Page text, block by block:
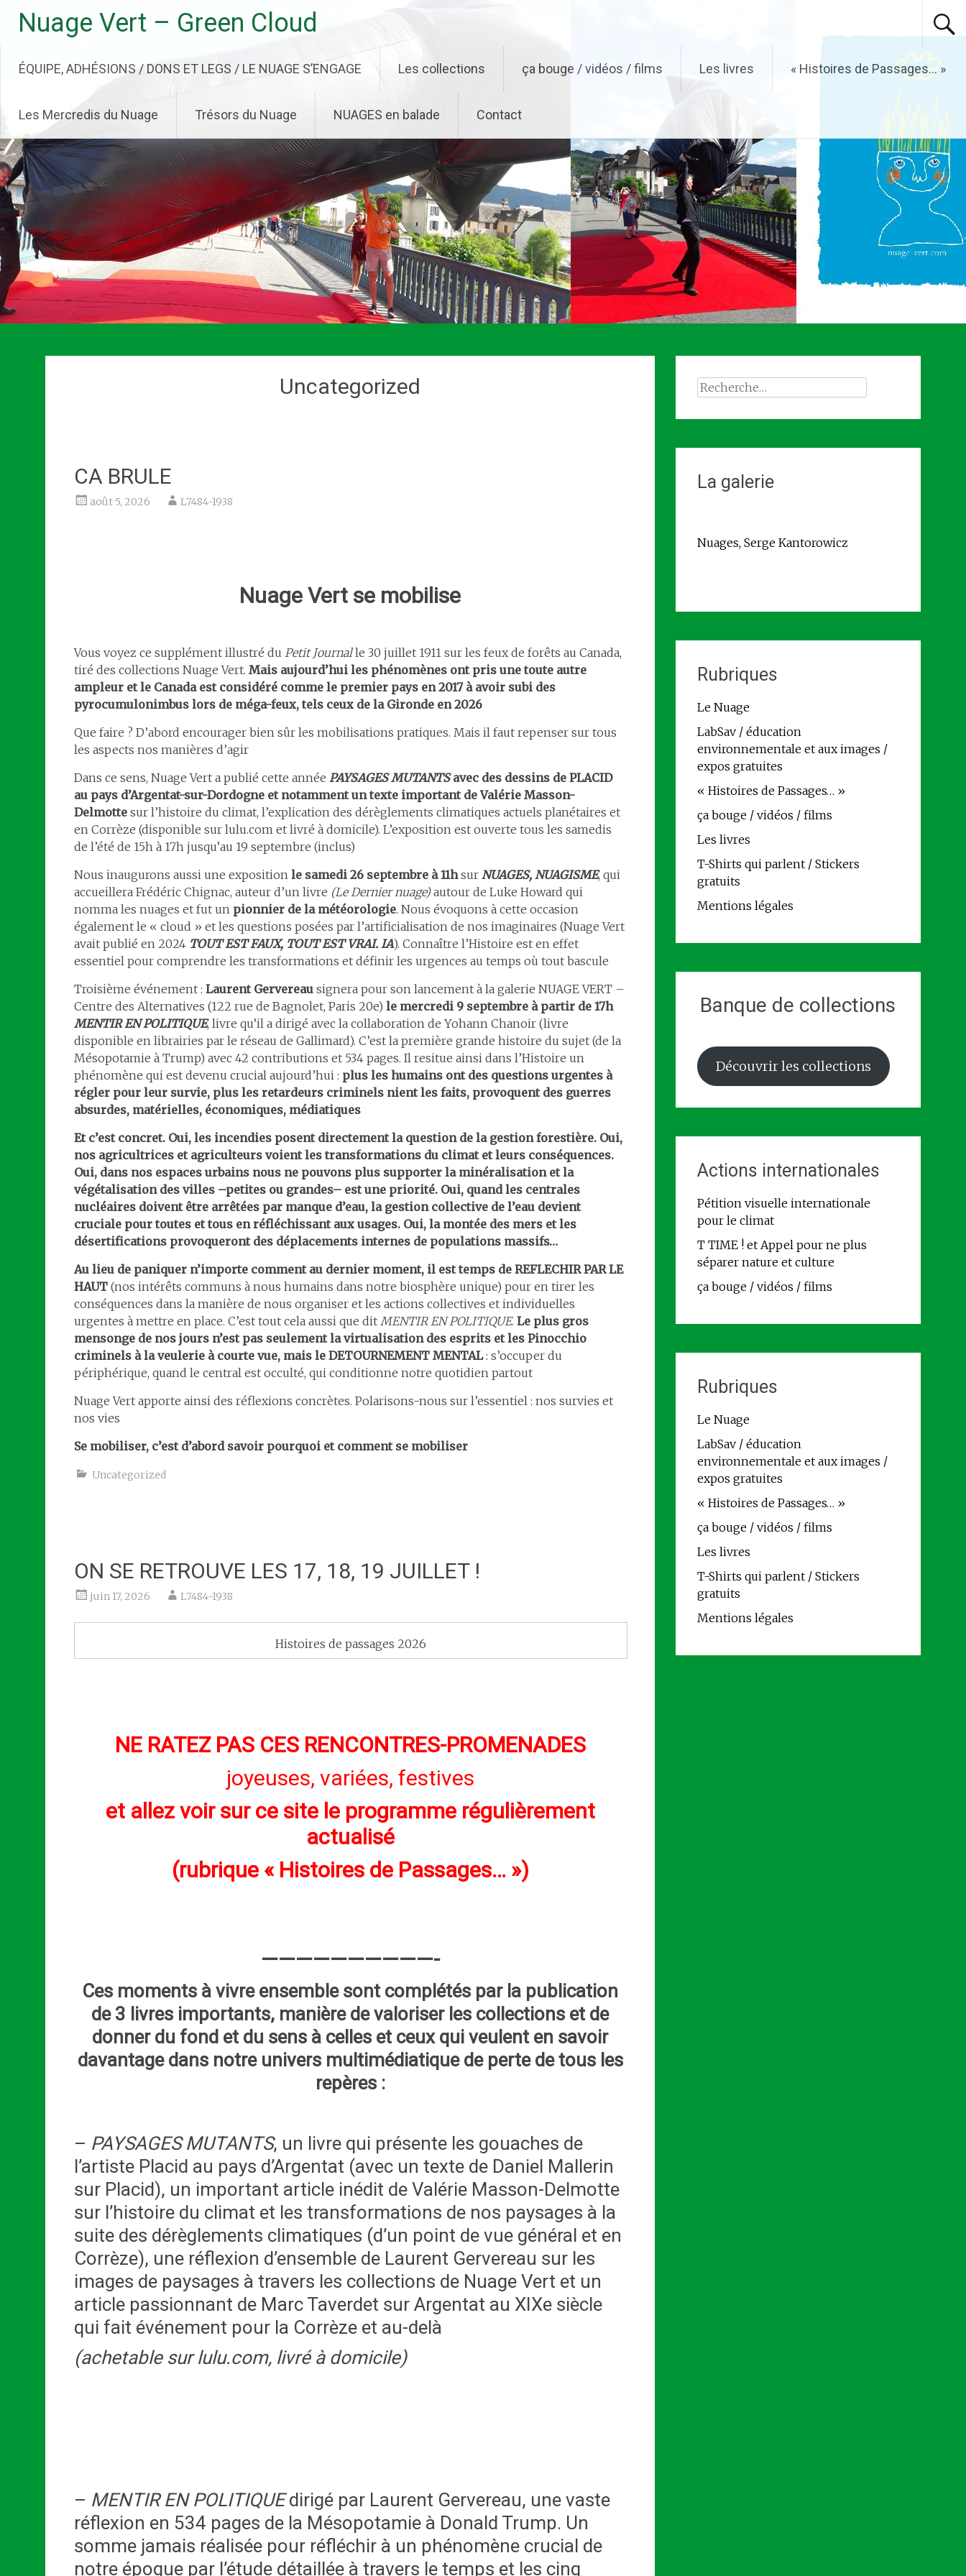
contenu
principal
Nuage Vert – Green Cloud
ÉQUIPE, ADHÉSIONS / DONS ET LEGS / LE NUAGE S’ENGAGE Les collections ça bouge / vidéos / films Les livres « Histoires de Passages… »
Les Mercredis du Nuage Trésors du Nuage NUAGES en balade Contact
Uncategorized
CA BRULE
août 5, 2026 L7484-1938
Nuage Vert se mobilise
Vous voyez ce supplément illustré du Petit Journalle 30 juillet 1911 sur les feux de forêts au Canada,
tiré des collections Nuage Vert. Mais aujourd’hui les phénomènes ont pris une toute autre
ampleur et le Canada est considéré comme le premier pays en 2017 à avoir subi des
pyrocumulonimbus lors de méga-feux, tels ceux de la Gironde en 2026
Que faire ? D’abord encourager bien sûr les mobilisations pratiques. Mais il faut repenser sur tous
les aspects nos manières d’agir
Dans ce sens, Nuage Vert a publié cette année PAYSAGES MUTANTSavec des dessins de PLACID
au pays d’Argentat-sur-Dordogne et notamment un texte important de Valérie Masson-
Delmotte sur l’histoire du climat, l’explication des dérèglements climatiques actuels planétaires et
en Corrèze (disponible sur lulu.com et livré à domicile). L’exposition est ouverte tous les samedis
de l’été de 15h à 17h jusqu’au 19 septembre (inclus)
Nous inaugurons aussi une exposition le samedi 26 septembre à 11hsur NUAGES, NUAGISME, qui
accueillera Frédéric Chignac, auteur d’un livre (Le Dernier nuage)autour de Luke Howard qui
nomma les nuages et fut un pionnier de la météorologie. Nous évoquons à cette occasion
également le « cloud » et les questions posées par l’artificialisation de nos imaginaires (Nuage Vert
avait publié en 2024 TOUT EST FAUX, TOUT EST VRAI. IA). Connaître l’Histoire est en effet
essentiel pour comprendre les transformations et définir les urgences au temps où tout bascule
Troisième événement : Laurent Gervereau signera pour son lancement à la galerie NUAGE VERT –
Centre des Alternatives (122 rue de Bagnolet, Paris 20e) le mercredi 9 septembre à partir de 17h
MENTIR EN POLITIQUE, livre qu’il a dirigé avec la collaboration de Yohann Chanoir (livre
disponible en librairies par le réseau de Gallimard). C’est la première grande histoire du sujet (de la
Mésopotamie à Trump) avec 42 contributions et 534 pages. Il resitue ainsi dans l’Histoire un
phénomène qui est devenu crucial aujourd’hui : plus les humains ont des questions urgentes à
régler pour leur survie, plus les retardeurs criminels nient les faits, provoquent des guerres
absurdes, matérielles, économiques, médiatiques
Et c’est concret. Oui, les incendies posent directement la question de la gestion forestière. Oui,
nos agricultrices et agriculteurs voient les transformations du climat et leurs conséquences.
Oui, dans nos espaces urbains nous ne pouvons plus supporter la minéralisation et la
végétalisation des villes –petites ou grandes– est une priorité. Oui, quand les centrales
nucléaires doivent être arrêtées par manque d’eau, la gestion collective de l’eau devient
cruciale pour toutes et tous en réfléchissant aux usages. Oui, la montée des mers et les
désertifications provoqueront des déplacements internes de populations massifs…
Au lieu de paniquer n’importe comment au dernier moment, il est temps de REFLECHIR PAR LE
HAUT (nos intérêts communs à nous humains dans notre biosphère unique) pour en tirer les
conséquences dans la manière de nous organiser et les actions collectives et individuelles
urgentes à mettre en place. C’est tout cela aussi que dit MENTIR EN POLITIQUE. Le plus gros
mensonge de nos jours n’est pas seulement la virtualisation des esprits et les Pinocchio
criminels à la veulerie à courte vue, mais le DETOURNEMENT MENTAL: s’occuper du
périphérique, quand le central est occulté, qui conditionne notre quotidien partout
Nuage Vert apporte ainsi des réflexions concrètes. Polarisons-nous sur l’essentiel : nos survies et
nos vies
Se mobiliser, c’est d’abord savoir pourquoi et comment se mobiliser
Uncategorized
ON SE RETROUVE LES 17, 18, 19 JUILLET !
juin 17, 2026 L7484-1938
Histoires de passages 2026
NE RATEZ PAS CES RENCONTRES-PROMENADES
joyeuses, variées, festives
et allez voir sur ce site le programme régulièrement
actualisé
(rubrique « Histoires de Passages… »)
——————————-
Ces moments à vivre ensemble sont complétés par la publication
de 3 livres importants, manière de valoriser les collections et de
donner du fond et du sens à celles et ceux qui veulent en savoir
davantage dans notre univers multimédiatique de perte de tous les
repères :
– PAYSAGES MUTANTS, un livre qui présente les gouaches de
l’artiste Placid au pays d’Argentat (avec un texte de Daniel Mallerin
sur Placid), un important article inédit de Valérie Masson-Delmotte
sur l’histoire du climat et les transformations de nos paysages à la
suite des dérèglements climatiques (d’un point de vue général et en
Corrèze), une réflexion d’ensemble de Laurent Gervereau sur les
images de paysages à travers les collections de Nuage Vert et un
article passionnant de Marc Taverdet sur Argentat au XIXe siècle
qui fait événement pour la Corrèze et au-delà
(achetable sur lulu.com, livré à domicile)
– MENTIR EN POLITIQUEdirigé par Laurent Gervereau, une vaste
réflexion en 534 pages de la Mésopotamie à Donald Trump. Un
somme jamais réalisée pour réfléchir à un phénomène crucial de
notre époque par l’étude détaillée à travers le temps et les cinq
Rechercher :
La galerie
Nuages, Serge Kantorowicz
Rubriques
Le Nuage
LabSav / éducation
environnementale et aux images /
expos gratuites
« Histoires de Passages… »
ça bouge / vidéos / films
Les livres
T-Shirts qui parlent / Stickers
gratuits
Mentions légales
Banque de collections
Découvrir les collections
Actions internationales
Pétition visuelle internationale
pour le climat
T TIME ! et Appel pour ne plus
séparer nature et culture
ça bouge / vidéos / films
Rubriques
Le Nuage
LabSav / éducation
environnementale et aux images /
expos gratuites
« Histoires de Passages… »
ça bouge / vidéos / films
Les livres
T-Shirts qui parlent / Stickers
gratuits
Mentions légales